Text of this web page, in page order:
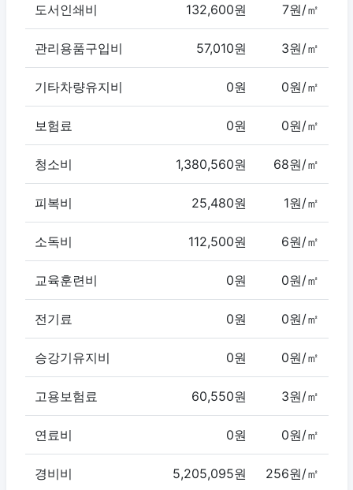
도서인쇄비 132,600원 7원/㎡
관리용품구입비 57,010원 3원/㎡
기타차량유지비 0원 0원/㎡
보험료 0원 0원/㎡
청소비 1,380,560원 68원/㎡
피복비 25,480원 1원/㎡
소독비 112,500원 6원/㎡
교육훈련비 0원 0원/㎡
전기료 0원 0원/㎡
승강기유지비 0원 0원/㎡
고용보험료 60,550원 3원/㎡
연료비 0원 0원/㎡
경비비 5,205,095원 256원/㎡